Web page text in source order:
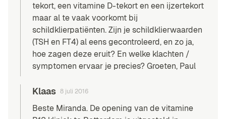
tekort, een vitamine D-tekorten een ijzertekort
maar al te vaak voorkomt bij
schildklierpatiënten. Zijn jeschildklierwaarden
(TSH en FT4) al eens gecontroleerd, en zo ja,
hoe zagen deze eruit? En welke klachten /
symptomen ervaar je precies? Groeten, Paul
Klaas 8 juli 2016
Beste Miranda. De opening van de vitamine